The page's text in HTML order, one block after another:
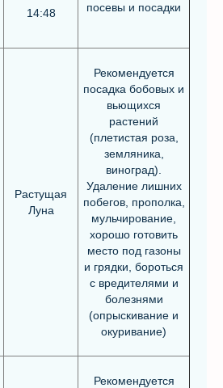
14:48
посевы и посадки
Растущая
Луна
Рекомендуется
посадка бобовых и
вьющихся
растений
(плетистая роза,
земляника,
виноград).
Удаление лишних
побегов, прополка,
мульчирование,
хорошо готовить
место под газоны
и грядки, бороться
с вредителями и
болезнями
(опрыскивание и
окуривание)
Рекомендуется